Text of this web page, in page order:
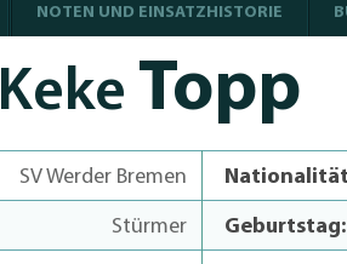
NOTEN UND EINSATZHISTORIE
Keke Topp
SV Werder Bremen
Stürmer Geburtstag: